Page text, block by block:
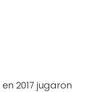
2017 jugaron